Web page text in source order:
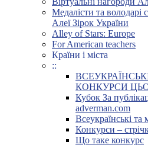
Медалісти та володарі
Алеї Зірок України
Alley of Stars: Europe
For American teachers
Країни і міста
::
КОНКУРСИ
Кубок За
adverman.com
Всеукраїнські
Конкурси –
Що таке конкурс